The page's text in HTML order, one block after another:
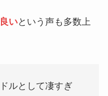
いという声も多数上
ルとして凄すぎ